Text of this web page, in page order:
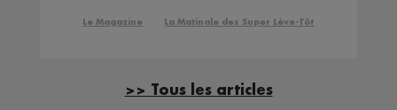
JUIN !
Le Magazine La Matinale des Super Lève-Tôt
>> Tous les articles